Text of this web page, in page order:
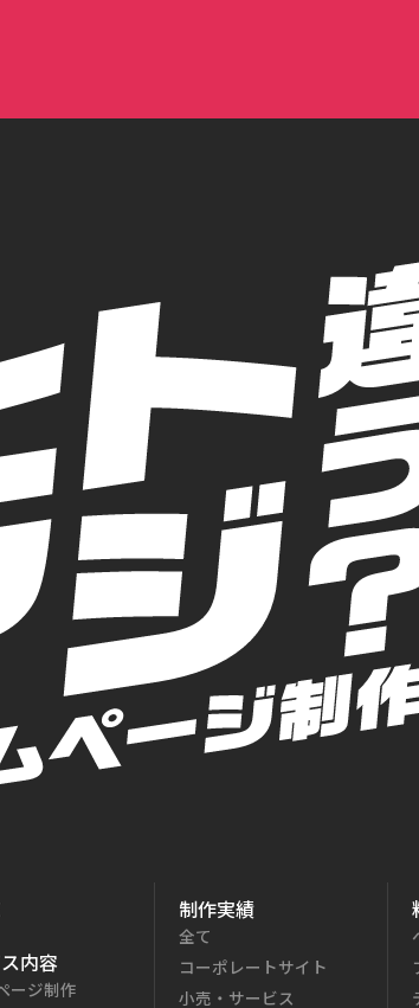
内容
ージ制作
制作実績
全て
コーポレートサイト
小売・サービス